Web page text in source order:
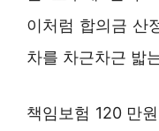
이처럼 합의금 산
차를 차근차근 밟
책임보험 120 만